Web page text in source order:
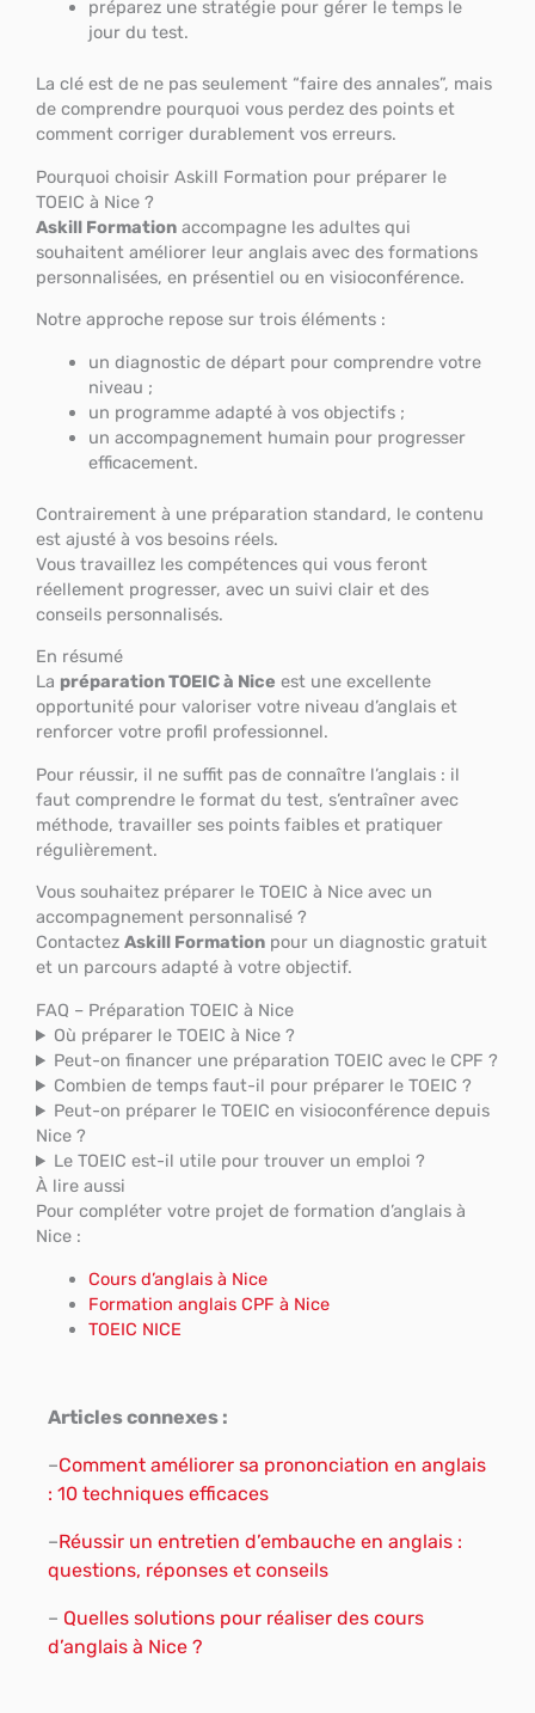
préparez une stratégie pour gérer le temps le
jour du test.
La clé est de ne pas seulement “faire des annales”, mais
de comprendre pourquoi vous perdez des points et
comment corriger durablement vos erreurs.
Pourquoi choisir Askill Formation pour préparer le
TOEIC à Nice ?
Askill Formation accompagne les adultes qui
souhaitent améliorer leur anglais avec des formations
personnalisées, en présentiel ou en visioconférence.
Notre approche repose sur trois éléments :
un diagnostic de départ pour comprendre votre
niveau ;
un programme adapté à vos objectifs ;
un accompagnement humain pour progresser
efficacement.
Contrairement à une préparation standard, le contenu
est ajusté à vos besoins réels.
Vous travaillez les compétences qui vous feront
réellement progresser, avec un suivi clair et des
conseils personnalisés.
En résumé
La préparation TOEIC à Nice est une excellente
opportunité pour valoriser votre niveau d’anglais et
renforcer votre profil professionnel.
Pour réussir, il ne suffit pas de connaître l’anglais : il
faut comprendre le format du test, s’entraîner avec
méthode, travailler ses points faibles et pratiquer
régulièrement.
Vous souhaitez préparer le TOEIC à Nice avec un
accompagnement personnalisé ?
Contactez Askill Formation pour un diagnostic gratuit
et un parcours adapté à votre objectif.
FAQ – Préparation TOEIC à Nice
Où préparer le TOEIC à Nice ?
Peut-on financer une préparation TOEIC avec le CPF ?
Combien de temps faut-il pour préparer le TOEIC ?
Peut-on préparer le TOEIC en visioconférence depuis
Nice ?
Le TOEIC est-il utile pour trouver un emploi ?
À lire aussi
Pour compléter votre projet de formation d’anglais à
Nice :
Cours d’anglais à Nice
Formation anglais CPF à Nice
TOEIC NICE
Articles connexes :
–Comment améliorer sa prononciation en anglais
: 10 techniques efficaces
–Réussir un entretien d’embauche en anglais :
questions, réponses et conseils
– Quelles solutions pour réaliser des cours
d’anglais à Nice ?